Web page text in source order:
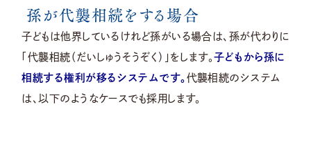
孫が代襲相続をする場合
子どもは他界しているけれど孫がいる場合は、孫が代わりに
「代襲相続（だいしゅうそうぞく）」をします。子どもから孫に
相続する権利が移るシステムです。代襲相続のシステム
は、以下のようなケースでも採用します。